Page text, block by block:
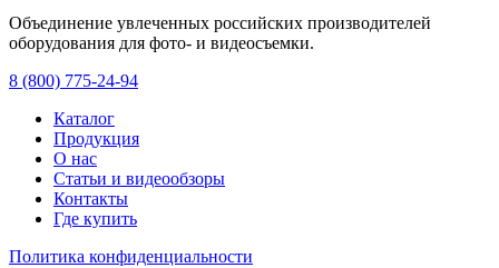
Объединение увлеченных российских производителей
оборудования для фото- и видеосъемки.
8 (800) 775-24-94
Каталог
Продукция
О нас
Статьи и видеообзоры
Контакты
Где купить
Политика конфиденциальности